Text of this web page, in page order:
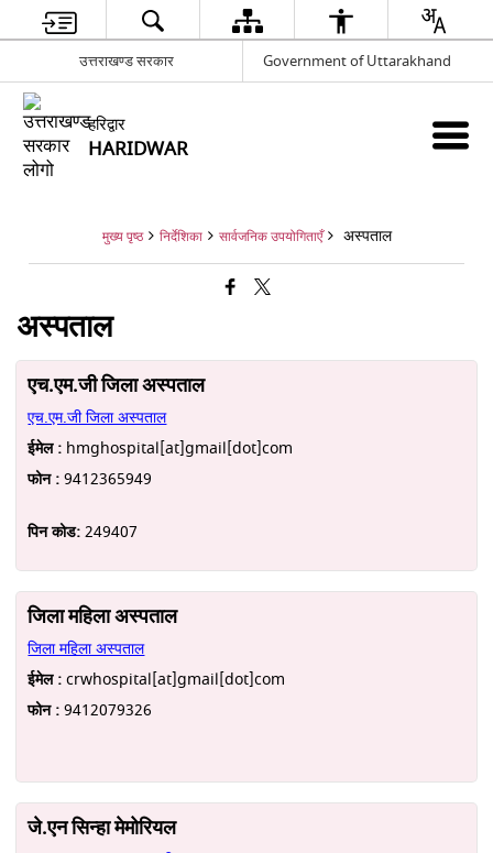
उत्तराखण्ड सरकार Government of Uttarakhand
हरिद्वार
HARIDWAR
मुख्य पृष्ठ निर्देशिका सार्वजनिक उपयोगिताएँ अस्पताल
अस्पताल
एच.एम.जी जिला अस्पताल
एच.एम.जी जिला अस्पताल
ईमेल : hmghospital[at]gmail[dot]com
फोन :9412365949
पिन कोड:249407
जिला महिला अस्पताल
जिला महिला अस्पताल
ईमेल :crwhospital[at]gmail[dot]com
फोन :9412079326
जे.एन सिन्हा मेमोरियल